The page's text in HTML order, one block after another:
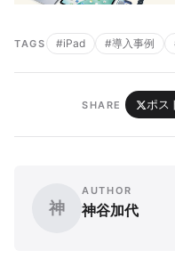
TAGS #iPad #導入事例
SHARE ポス
神
AUTHOR
神谷加代